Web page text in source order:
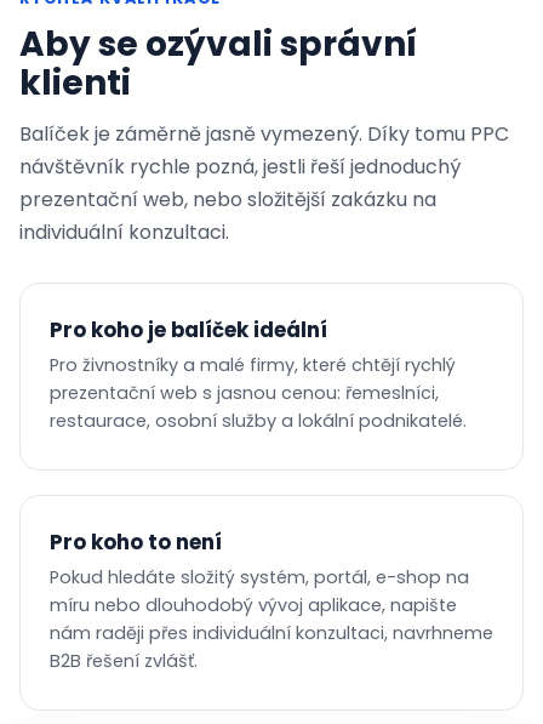
Aby se ozývali správní
klienti
Balíček je záměrně jasně vymezený. Díky tomu PPC
návštěvník rychle pozná, jestli řeší jednoduchý
prezentační web, nebo složitější zakázku na
individuální konzultaci.
Pro koho je balíček ideální
Pro živnostníky a malé firmy, které chtějí rychlý
prezentační web s jasnou cenou: řemeslníci,
restaurace, osobní služby a lokální podnikatelé.
Pro koho to není
Pokud hledáte složitý systém, portál, e-shop na
míru nebo dlouhodobý vývoj aplikace, napište
nám raději přes individuální konzultaci, navrhneme
B2B řešení zvlášť.